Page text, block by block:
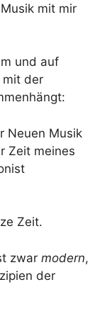
mit mir
und auf
mit der
Neuen Musik
Zeit meines
Zeit.
zwar modern,
der